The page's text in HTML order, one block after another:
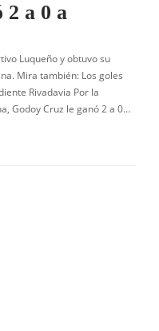
2 a 0 a
Luqueño y obtuvo su
Mira también: Los goles
Rivadavia Por la
Godoy Cruz le ganó 2 a 0…